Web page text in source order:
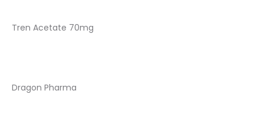
Tren Acetate 70mg
Dragon Pharma